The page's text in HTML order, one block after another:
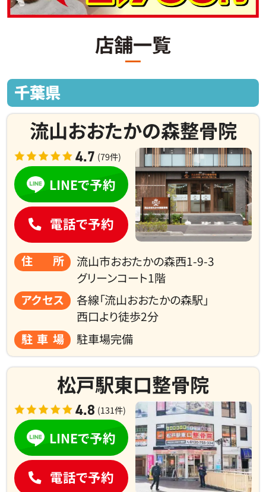
店舗一覧
千葉県
流山おおたかの森整骨院
4.7 (79件)
住所
流山市おおたかの森西1-9-3
グリーンコート1階
アクセス
各線「流山おおたかの森駅」
西口より徒歩2分
駐車場
駐車場完備
LINEで予約
電話で予約
松戸駅東口整骨院
4.8 (131件)
LINEで予約
電話で予約